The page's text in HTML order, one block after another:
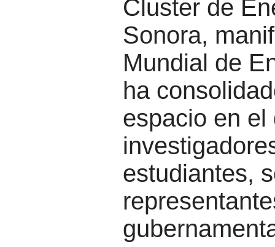
Cluster de
Sonora,
Mundial de
ha
espacio en el
estudiantes,